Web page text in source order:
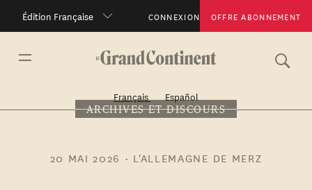
Édition Française CONNEXION OFFRE ABONNEMENT
Français Español
ARCHIVES ET DISCOURS
20 MAI 2026 • L'ALLEMAGNE DE MERZ